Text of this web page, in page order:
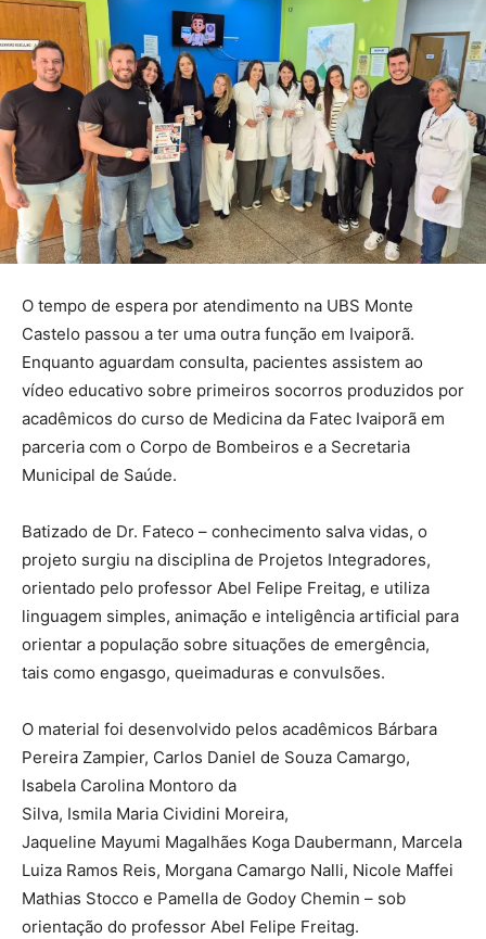
O tempo de espera por atendimento na UBS Monte
Castelo passou a ter uma outra função em Ivaiporã.
Enquanto aguardam consulta, pacientes assistem ao
vídeo educativo sobre primeiros socorros produzidos por
acadêmicos do curso de Medicina da Fatec Ivaiporã em
parceria com o Corpo de Bombeiros e a Secretaria
Municipal de Saúde.
Batizado de Dr. Fateco – conhecimento salva vidas, o
projeto surgiu na disciplina de Projetos Integradores,
orientado pelo professor Abel Felipe Freitag, e utiliza
linguagem simples, animação e inteligência artificial para
orientar a população sobre situações de emergência,
tais como engasgo, queimaduras e convulsões.
O material foi desenvolvido pelos acadêmicos Bárbara
Pereira Zampier, Carlos Daniel de Souza Camargo,
Isabela Carolina Montoro da
Silva, Ismila Maria Cividini Moreira,
Jaqueline Mayumi Magalhães Koga Daubermann, Marcela
Luiza Ramos Reis, Morgana Camargo Nalli, Nicole Maffei
Mathias Stocco e Pamella de Godoy Chemin – sob
orientação do professor Abel Felipe Freitag.